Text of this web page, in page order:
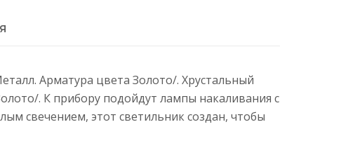
Арматура цвета Золото/. Хрустальный
. К прибору подойдут лампы накаливания с
свечением, этот светильник создан, чтобы